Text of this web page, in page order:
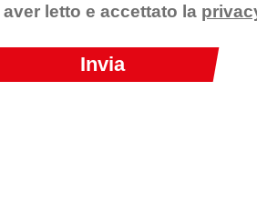
letto e accettato la